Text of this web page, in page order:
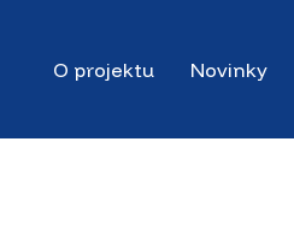
O projektu Novinky